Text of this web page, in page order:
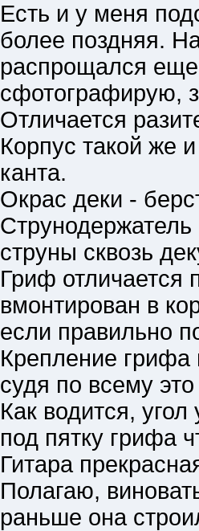
Есть и у меня
более поздняя.
распрощался
сфотографирую,
Отличается
Корпус такой же
канта.
Окрас деки -
струны сквозь
Гриф отличается
вмонтирован в
если правильно
Крепление
судя по всему
Как водится,
под пятку грифа
Гитара
Полагаю,
раньше она